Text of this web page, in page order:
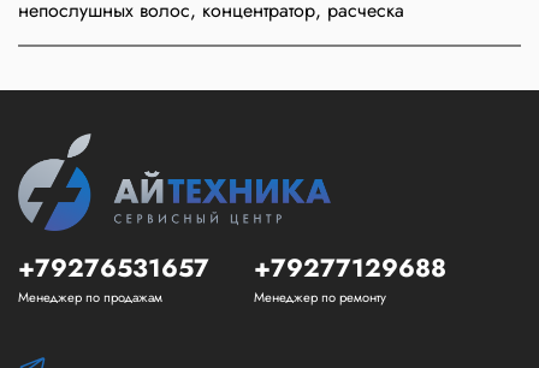
непослушных волос, концентратор, расческа
+79276531657
Менеджер по продажам
+79277129688
Менеджер по ремонту